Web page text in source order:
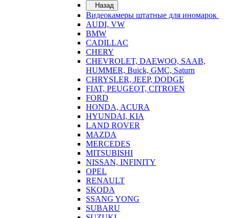
Назад
Видеокамеры штатные для иномарок
AUDI, VW
BMW
CADILLAC
CHERY
CHEVROLET, DAEWOO, SAAB,
HUMMER, Buick, GMC, Saturn
CHRYSLER, JEEP, DODGE
FIAT, PEUGEOT, CITROEN
FORD
HONDA, ACURA
HYUNDAI, KIA
LAND ROVER
MAZDA
MERCEDES
MITSUBISHI
NISSAN, INFINITY
OPEL
RENAULT
SKODA
SSANG YONG
SUBARU